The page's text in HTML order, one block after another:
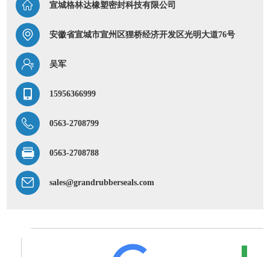
宣城格林达橡塑密封科技有限公司
安徽省宣城市宣州区狸桥经济开发区光明大道76号
吴军
15956366999
0563-2708799
0563-2708788
sales@grandrubberseals.com